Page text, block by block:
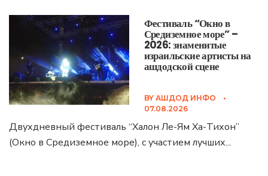
Фестиваль “Окно в
Средиземное море” –
2026: знаменитые
израильские артисты на
ашдодской сцене
BY АШДОД ИНФО
•
07.08.2026
Двухдневный фестиваль “Халон Ле-Ям Ха-Тихон”
(Окно в Средиземное море), с участием лучших...